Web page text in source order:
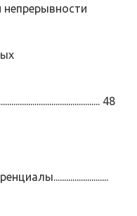
непрерывности
48